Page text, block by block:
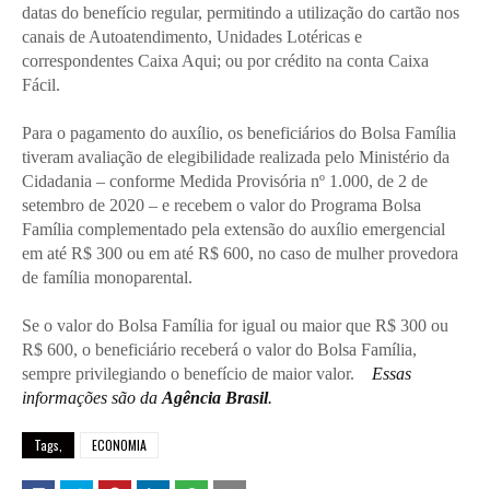
datas do benefício regular, permitindo a utilização do cartão nos
canais de Autoatendimento, Unidades Lotéricas e
correspondentes Caixa Aqui; ou por crédito na conta Caixa
Fácil.
Para o pagamento do auxílio, os beneficiários do Bolsa Família
tiveram avaliação de elegibilidade realizada pelo Ministério da
Cidadania – conforme Medida Provisória nº 1.000, de 2 de
setembro de 2020 – e recebem o valor do Programa Bolsa
Família complementado pela extensão do auxílio emergencial
em até R$ 300 ou em até R$ 600, no caso de mulher provedora
de família monoparental.
Se o valor do Bolsa Família for igual ou maior que R$ 300 ou
R$ 600, o beneficiário receberá o valor do Bolsa Família,
sempre privilegiando o benefício de maior valor. Essas
informações são daAgência Brasil.
Tags, ECONOMIA